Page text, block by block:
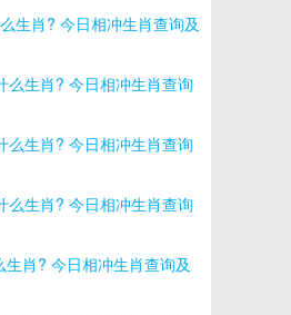
生肖? 今日相冲生肖查询及
么生肖? 今日相冲生肖查询
么生肖? 今日相冲生肖查询
么生肖? 今日相冲生肖查询
肖? 今日相冲生肖查询及